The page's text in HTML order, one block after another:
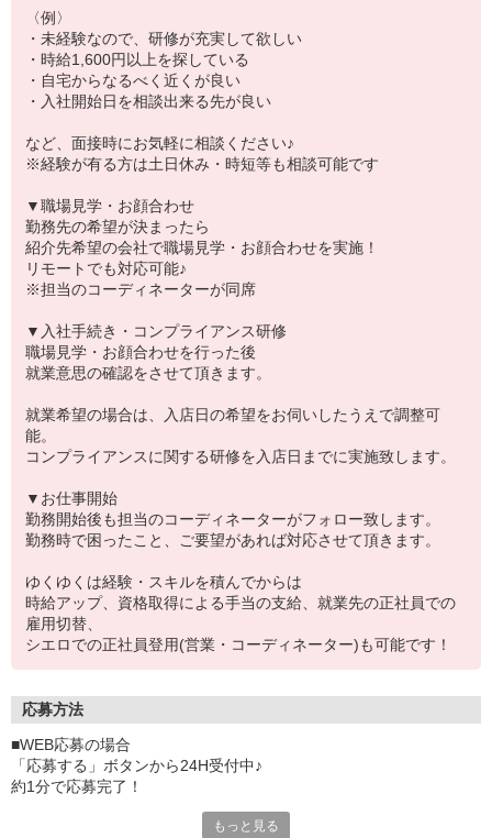
〈例〉
・未経験なので、研修が充実して欲しい
・時給1,600円以上を探している
・自宅からなるべく近くが良い
・入社開始日を相談出来る先が良い
など、面接時にお気軽に相談ください♪
※経験が有る方は土日休み・時短等も相談可能です
▼職場見学・お顔合わせ
勤務先の希望が決まったら
紹介先希望の会社で職場見学・お顔合わせを実施！
リモートでも対応可能♪
※担当のコーディネーターが同席
▼入社手続き・コンプライアンス研修
職場見学・お顔合わせを行った後
就業意思の確認をさせて頂きます。
就業希望の場合は、入店日の希望をお伺いしたうえで調整可
能。
コンプライアンスに関する研修を入店日までに実施致します。
▼お仕事開始
勤務開始後も担当のコーディネーターがフォロー致します。
勤務時で困ったこと、ご要望があれば対応させて頂きます。
ゆくゆくは経験・スキルを積んでからは
時給アップ、資格取得による手当の支給、就業先の正社員での
雇用切替、
シエロでの正社員登用(営業・コーディネーター)も可能です！
応募方法
■WEB応募の場合
「応募する」ボタンから24H受付中♪
約1分で応募完了！
もっと見る